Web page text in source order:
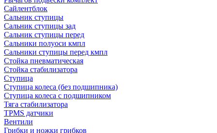
Сайлентблок
Сальник ступицы
Сальник ступицы зад
Сальник ступицы перед
Сальники полуоси кмпл
Сальники ступицы перед кмпл
Стойка пневматическая
Стойка стабилизатора
Ступица
Ступица колеса (без подшипника)
Ступица колеса с подшипником
Тяга стабилизатора
TPMS датчики
Вентили
Грибки и ножки грибков